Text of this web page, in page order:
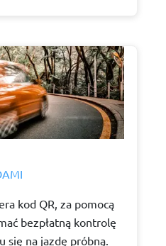
kod QR, za pomocą
bezpłatną kontrolę
się na jazdę próbną.